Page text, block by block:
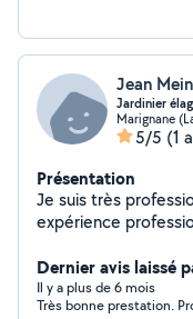
Jean
Jardinier
Marignane
5/5 (1
Présentation
Je suis très
expérience
Dernier avis laissé
Il y a plus de 6 mois
Très bonne prestation.